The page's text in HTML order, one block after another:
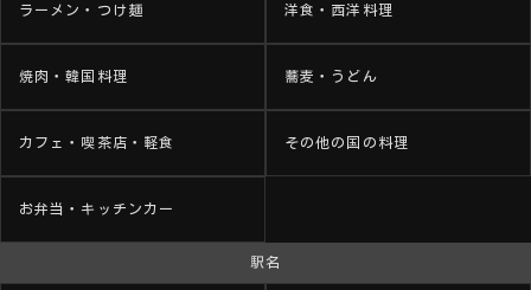
ラーメン・つけ麺 洋食・西洋料理
焼肉・韓国料理 蕎麦・うどん
カフェ・喫茶店・軽食 その他の国の料理
お弁当・キッチンカー
駅名